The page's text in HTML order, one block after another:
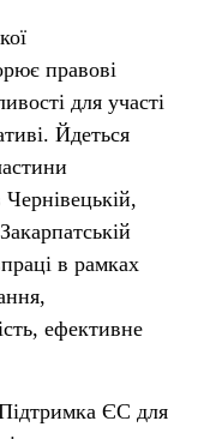
правові
для участі
Йдеться
в рамках
ефективне
ЄС для